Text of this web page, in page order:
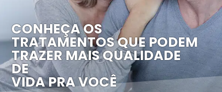
CONHEÇA OS
TRATAMENTOS QUE PODEM
TRAZER MAIS QUALIDADE
DE
VIDA PRA VOCÊ